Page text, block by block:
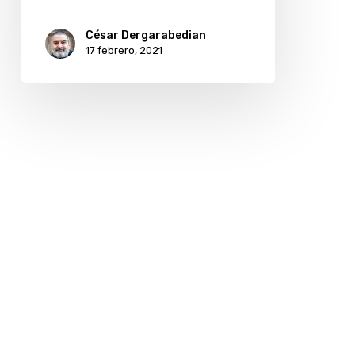
César Dergarabedian
17 febrero, 2021